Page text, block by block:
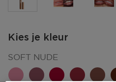
Kies je kleur
SOFT NUDE